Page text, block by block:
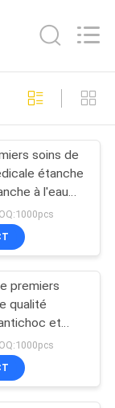
69
49
de catégorie
soins de
étanche
à l'eau
EVA avec
glissière et
premiers
qualité
et
EVA avec
et
pour